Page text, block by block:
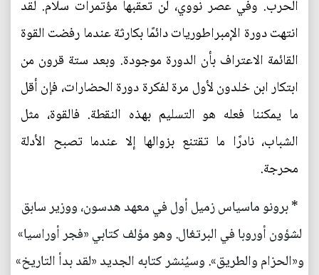
الحرب. وفي عصر نووي، لن تعقبها مؤتمرات سلام. لقد
انتهت دورة الإمبراطوريات دائمًا بكارثة عندما رفضت القوة
القائمة الاعتراف بأن الدورة موجودة. وبعد ستة قرون من
ابتكار ابن خلدون لأول مرة لفكرة دورة الحضارات، فإن أقل
ما يمكننا فعله هو التسليم بهذه النقطة. فالقوة، مثل
الشباب، نادرًا ما تقتنع بزوالها إلا عندما تصبح الأدلة
محرجة.
* برونو ماسياس زميل أول في معهد هدسون، ووزير سابق
لشؤون أوروبا في البرتغال. وهو مؤلف كتابي «فجر أوراسيا»
و«الحزام والطريق». وسيُنشر كتابه الجديد «لقد بدأ التاريخ»